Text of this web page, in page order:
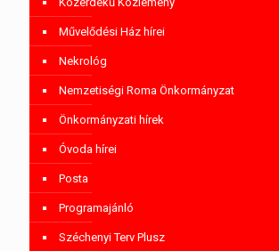
Művelődési Ház hírei
Nekrológ
Nemzetiségi Roma Önkormányzat
Önkormányzati hírek
Óvoda hírei
Posta
Programajánló
Széchenyi Terv Plusz